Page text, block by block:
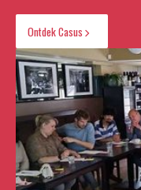
Ontdek Casus